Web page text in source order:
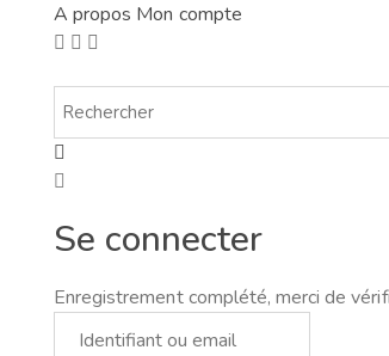
A propos Mon compte
Se connecter
Enregistrement complété, merci de